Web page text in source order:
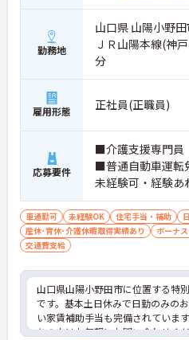
勤務地
山口県 山陽小野
ＪＲ山陽本線(神
分
雇用形態 正社員(正職員)
応募要件
■介護支援専門員
■普通自動車運転
未経験可・経験
専門員優遇（主任
車通勤可 未経験OK 住宅手当・補助
産休･育休･介護休暇取得実績あり
ボーナ
交通費支給
山口県山陽小野田市に位置する特
です。基本土日休みで日勤のみの
い家賃補助手当も完備されていま
ちの方はお気軽にお問い合わせく